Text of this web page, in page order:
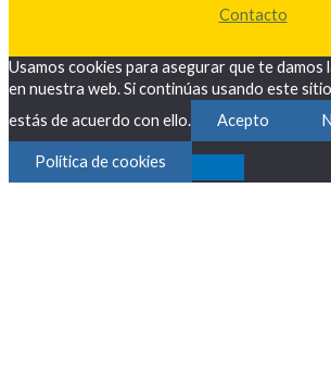
Contacto
Usamos cookies para asegurar que te damos
en nuestra web. Si continúas usando este
estás de acuerdo con ello.
Acepto
Política de cookies